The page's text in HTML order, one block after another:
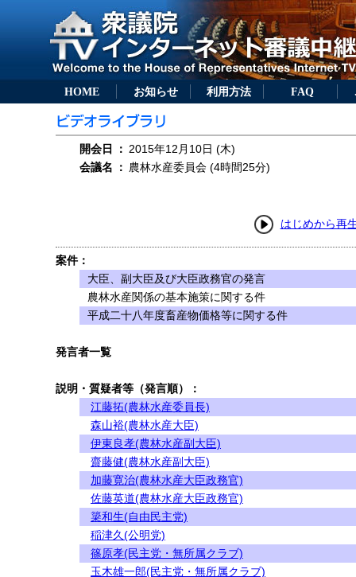
HOME お知らせ 利用方法 FAQ
開会日 ： 2015年12月10日 (木)
会議名
： 農林水産委員会 (4時間25分)
はじめから再
案件：
大臣、副大臣及び大臣政務官の発言
農林水産関係の基本施策に関する件
平成二十八年度畜産物価格等に関する件
発言者一覧
説明・質疑者等（発言順）：
江藤拓(農林水産委員長)
森山裕(農林水産大臣)
伊東良孝(農林水産副大臣)
齋藤健(農林水産副大臣)
加藤寛治(農林水産大臣政務官)
佐藤英道(農林水産大臣政務官)
簗和生(自由民主党)
稲津久(公明党)
篠原孝(民主党・無所属クラブ)
玉木雄一郎(民主党・無所属クラブ)